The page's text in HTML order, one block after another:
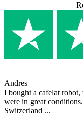
Andres
I bought a cafelat
were in great
Switzerland ...